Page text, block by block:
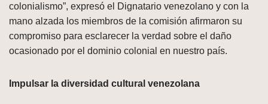
colonialismo”, expresó el Dignatario venezolano y con la
mano alzada los miembros de la comisión afirmaron su
compromiso para esclarecer la verdad sobre el daño
ocasionado por el dominio colonial en nuestro país.
Impulsar la diversidad cultural venezolana